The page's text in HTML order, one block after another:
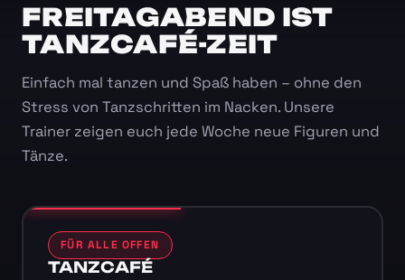
FREITAGABEND IST
TANZCAFÉ-ZEIT
Einfach mal tanzen und Spaß haben – ohne den
Stress von Tanzschritten im Nacken. Unsere
Trainer zeigen euch jede Woche neue Figuren und
Tänze.
FÜR ALLE OFFEN
TANZCAFÉ